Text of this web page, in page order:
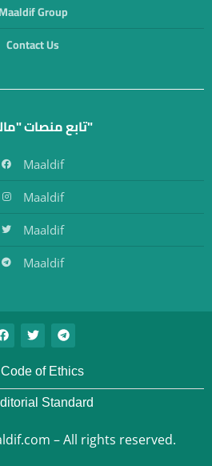
Maaldif Group
Contact Us
تابع منصات "مالديف"
Maaldif
Maaldif
Maaldif
Maaldif
Code of Ethics
Standard
– All rights reserved.